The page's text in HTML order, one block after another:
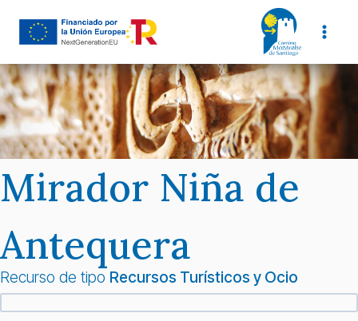
Mirador Niña de
Antequera
Recurso de tipo Recursos Turísticos y Ocio